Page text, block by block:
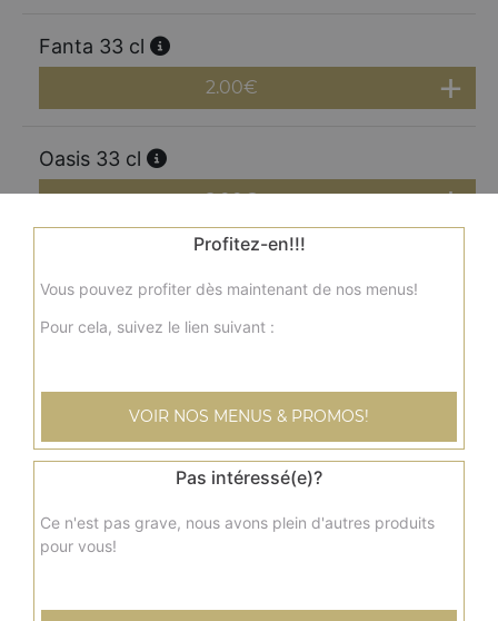
Fanta 33 cl
2.00€
Oasis 33 cl
2.00€
2.00€
Tropico 33 cl
Profitez-en!!!
Vous pouvez profiter dès maintenant de nos menus!
Pour cela, suivez le lien suivant :
VOIR NOS MENUS & PROMOS!
Pas intéressé(e)?
Ce n'est pas grave, nous avons plein d'autres produits
pour vous!